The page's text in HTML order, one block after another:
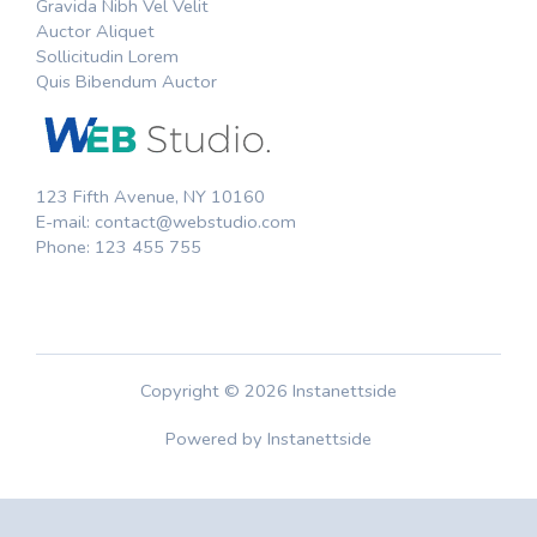
Gravida Nibh Vel Velit
Auctor Aliquet
Sollicitudin Lorem
Quis Bibendum Auctor
123 Fifth Avenue, NY 10160
E-mail: contact@webstudio.com
Phone: 123 455 755
Copyright © 2026 Instanettside
Powered by Instanettside